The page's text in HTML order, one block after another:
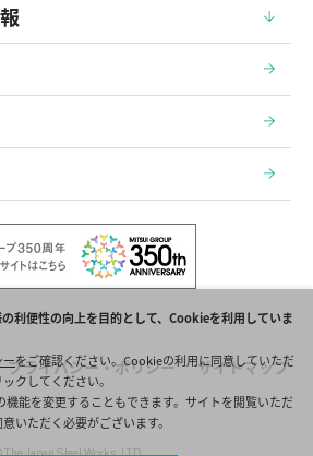
プライバシー・ポリシー サイトマップ
The Japan Steel Works, LTD.
利便性の向上を目的として、Cookieを利用していま
ーをご確認ください。Cookieの利用に同意していただ
クしてください。
能を変更することもできます。サイトを閲覧いただ
いただく必要がございます。